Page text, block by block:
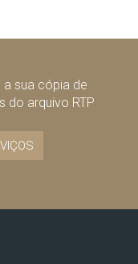
a sua cópia de
do arquivo RTP